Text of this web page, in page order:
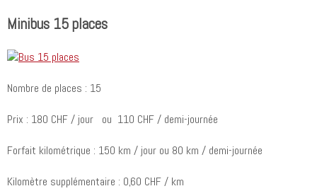
Minibus 15 places
Nombre de places : 15
Prix : 180 CHF / jour ou 110 CHF / demi-journée
Forfait kilométrique : 150 km / jour ou 80 km / demi-journée
Kilomètre supplémentaire : 0,60 CHF / km